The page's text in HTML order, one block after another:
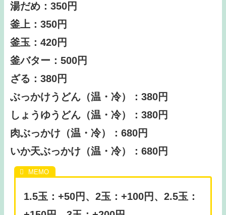
湯だめ：350円
釜上：350円
釜玉：420円
釜バター：500円
ざる：380円
ぶっかけうどん（温・冷）：380円
しょうゆうどん（温・冷）：380円
肉ぶっかけ（温・冷）：680円
いか天ぶっかけ（温・冷）：680円
1.5玉：+50円、2玉：+100円、2.5玉：